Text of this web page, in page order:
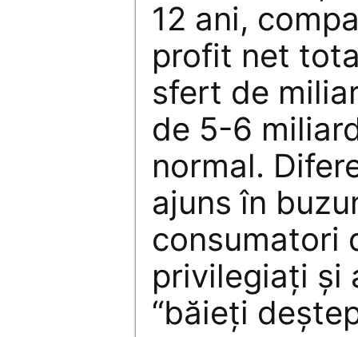
12 ani,
profit net
sfert de
de 5-6
normal.
ajuns în
consumatori
privilegiaţi şi
“băieţi